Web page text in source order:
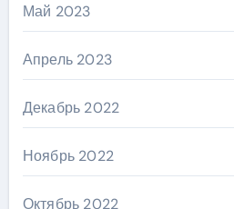
Май 2023
Апрель 2023
Декабрь 2022
Ноябрь 2022
Октябрь 2022